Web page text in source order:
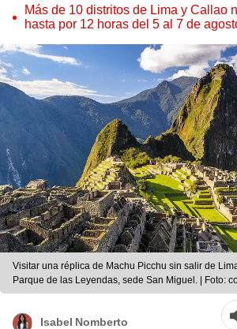
Más de 10 distritos de Lima y Callao
hasta por 12 horas del 5 al 7 de
Visitar una réplica de Machu Picchu sin salir de
Parque de las Leyendas, sede San Miguel. | Foto:
Isabel Nomberto